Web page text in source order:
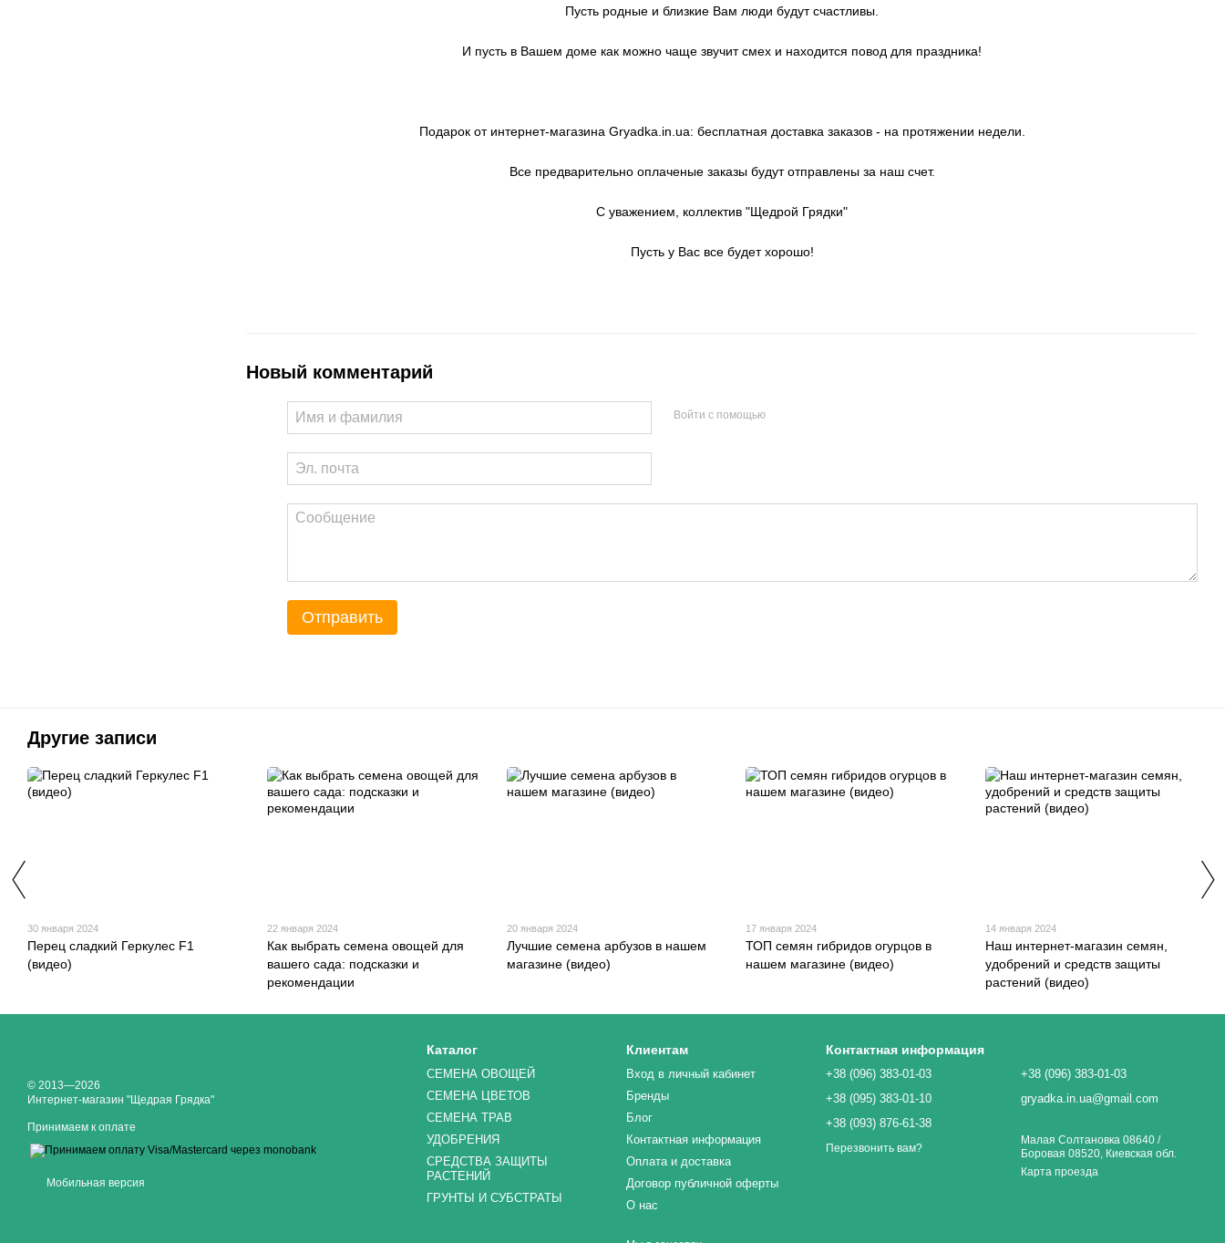
Пусть родные и близкие Вам люди будут счастливы.
И пусть в Вашем доме как можно чаще звучит смех и находится повод для праздника!
Подарок от интернет-магазина Gryadka.in.ua: бесплатная доставка заказов - на протяжении недели.
Все предварительно оплаченые заказы будут отправлены за наш счет.
С уважением, коллектив "Щедрой Грядки"
Пусть у Вас все будет хорошо!
Новый комментарий
Войти с помощью
Отправить
Другие записи
30 января 2024
Перец сладкий Геркулес F1
(видео)
22 января 2024
Как выбрать семена овощей для
вашего сада: подсказки и
рекомендации
20 января 2024
Лучшие семена арбузов в нашем
магазине (видео)
17 января 2024
ТОП семян гибридов огурцов в
нашем магазине (видео)
14 января 2024
Наш интернет-магазин семян,
удобрений и средств защиты
растений (видео)
© 2013—2026
Интернет-магазин "Щедрая Грядка"
Принимаем к оплате
Мобильная версия
Каталог
СЕМЕНА ОВОЩЕЙ
СЕМЕНА ЦВЕТОВ
СЕМЕНА ТРАВ
УДОБРЕНИЯ
СРЕДСТВА ЗАЩИТЫ
РАСТЕНИЙ
ГРУНТЫ И СУБСТРАТЫ
Клиентам
Вход в личный кабинет
Бренды
Блог
Контактная информация
Оплата и доставка
Договор публичной оферты
О нас
Контактная информация
+38 (096) 383-01-03
+38 (095) 383-01-10
+38 (093) 876-61-38
Перезвонить вам?
+38 (096) 383-01-03
gryadka.in.ua@gmail.com
Малая Солтановка 08640 /
Боровая 08520, Киевская обл.
Карта проезда